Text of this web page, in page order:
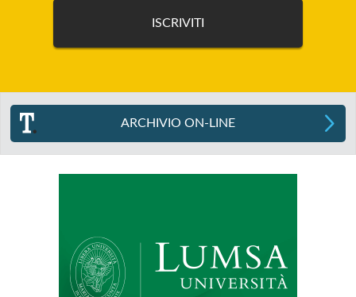
ARCHIVIO ON-LINE